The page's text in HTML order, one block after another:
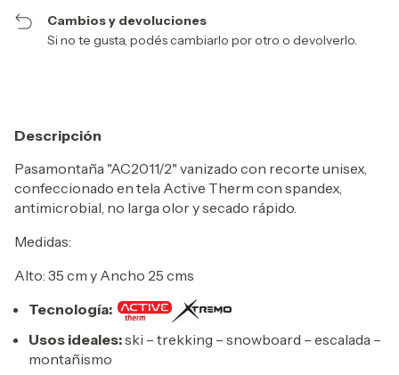
Cambios y devoluciones
Si no te gusta, podés cambiarlo por otro o devolverlo.
Descripción
Pasamontaña "AC2011/2" vanizado con recorte unisex,
confeccionado en tela Active Therm con spandex,
antimicrobial, no larga olor y secado rápido.
Medidas:
Alto: 35 cm y Ancho 25 cms
Tecnología:
Usos ideales:ski – trekking – snowboard – escalada –
montañismo